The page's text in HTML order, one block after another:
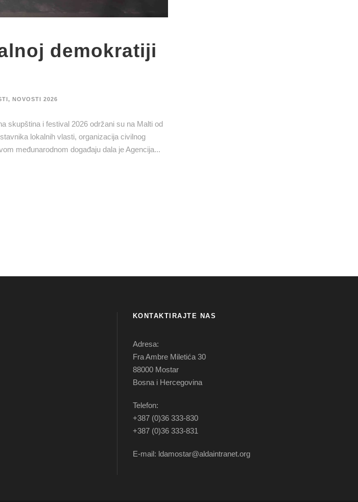
demokratiji
, NOVOSTI 2026
skupština i festival 2026 održani su na Malti od
lokalnih vlasti, organizacija civilnog
međunarodnom događaju dala je Agencija...
KONTAKTIRAJTE NAS
Adresa:
Fra Ambre Miletića 30
88000 Mostar
Bosna i Hercegovina
Telefon:
+387 (0)36 333-830
+387 (0)36 333-831
E-mail: ldamostar@aldaintranet.org